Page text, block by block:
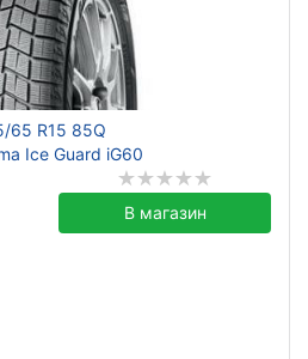
65 R15 85Q
Ice Guard iG60
В магазин